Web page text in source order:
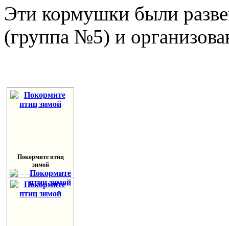
Эти кормушки были
(группа №5) и
Покормите птиц
зимой